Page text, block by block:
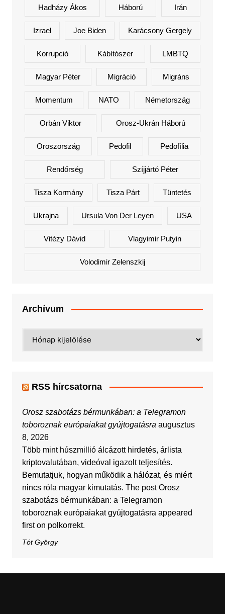
Hadházy Ákos Háború Irán
Izrael Joe Biden Karácsony Gergely
Korrupció Kábítószer LMBTQ
Magyar Péter Migráció Migráns
Momentum NATO Németország
Orbán Viktor Orosz-Ukrán Háború
Oroszország Pedofil Pedofília
Rendőrség Szíjjártó Péter
Tisza Kormány Tisza Párt Tüntetés
Ukrajna Ursula Von Der Leyen USA
Vitézy Dávid Vlagyimir Putyin
Volodimir Zelenszkij
Archívum
RSS hírcsatorna
Orosz szabotázs bérmunkában: a Telegramon
toboroznak európaiakat gyújtogatásra augusztus
8, 2026
Több mint húszmillió álcázott hirdetés, árlista
kriptovalutában, videóval igazolt teljesítés.
Bemutatjuk, hogyan működik a hálózat, és miért
nincs róla magyar kimutatás. The post Orosz
szabotázs bérmunkában: a Telegramon
toboroznak európaiakat gyújtogatásra appeared
first on polkorrekt.
Tót György